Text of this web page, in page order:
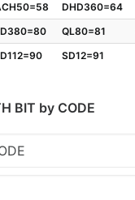
DHD360=64
QL80=81
SD12=91
BIT by CODE